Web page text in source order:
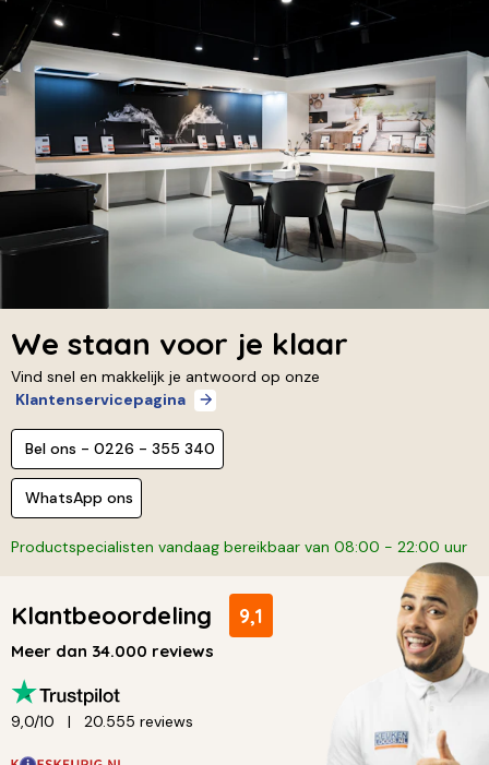
We staan voor je klaar
Vind snel en makkelijk je antwoord op onze
Klantenservicepagina
Bel ons - 0226 - 355 340
WhatsApp ons
Productspecialisten vandaag bereikbaar van 08:00 - 22:00 uur
Klantbeoordeling 9,1
Meer dan 34.000 reviews
9,0/10 20.555 reviews